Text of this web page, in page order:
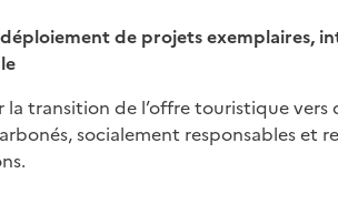
de projets exemplaires,
la transition de l’offre touristique vers
socialement responsables et